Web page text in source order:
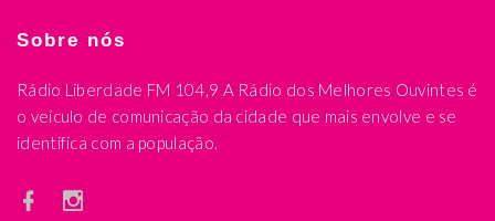
Sobre nós
Rádio Liberdade FM 104,9 A Rádio dos Melhores Ouvintes é
o veículo de comunicação da cidade que mais envolve e se
identifica com a população.